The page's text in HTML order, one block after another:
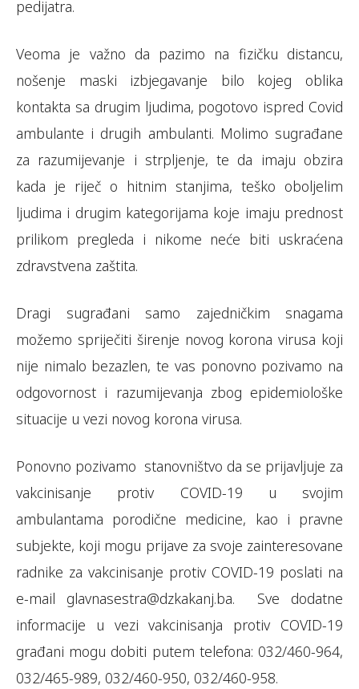
pedijatra.
Veoma je važno da pazimo na fizičku distancu,
nošenje maski izbjegavanje bilo kojeg oblika
kontakta sa drugim ljudima, pogotovo ispred Covid
ambulante i drugih ambulanti. Molimo sugrađane
za razumijevanje i strpljenje, te da imaju obzira
kada je riječ o hitnim stanjima, teško oboljelim
ljudima i drugim kategorijama koje imaju prednost
prilikom pregleda i nikome neće biti uskraćena
zdravstvena zaštita.
Dragi sugrađani samo zajedničkim snagama
možemo spriječiti širenje novog korona virusa koji
nije nimalo bezazlen, te vas ponovno pozivamo na
odgovornost i razumijevanja zbog epidemiološke
situacije u vezi novog korona virusa.
Ponovno pozivamo stanovništvo da se prijavljuje za
vakcinisanje protiv COVID-19 u svojim
ambulantama porodične medicine, kao i pravne
subjekte, koji mogu prijave za svoje zainteresovane
radnike za vakcinisanje protiv COVID-19 poslati na
e-mail glavnasestra@dzkakanj.ba. Sve dodatne
informacije u vezi vakcinisanja protiv COVID-19
građani mogu dobiti putem telefona: 032/460-964,
032/465-989, 032/460-950, 032/460-958.